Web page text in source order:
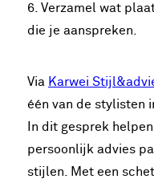
Verzamel wat
die je aanspreken.
Via Karwei
één van de stylisten
In dit gesprek
persoonlijk advies
stijlen. Met een